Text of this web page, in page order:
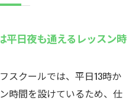
平日夜も通えるレッスン時
スクールでは、平日13時か
時間を設けているため、仕